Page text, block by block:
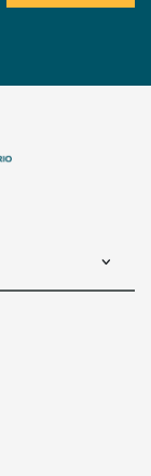
elettronica)